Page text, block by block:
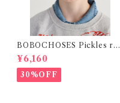
BOBOCHOSES Pickles rev
ersible hat / 52,54
¥6,160
30%OFF